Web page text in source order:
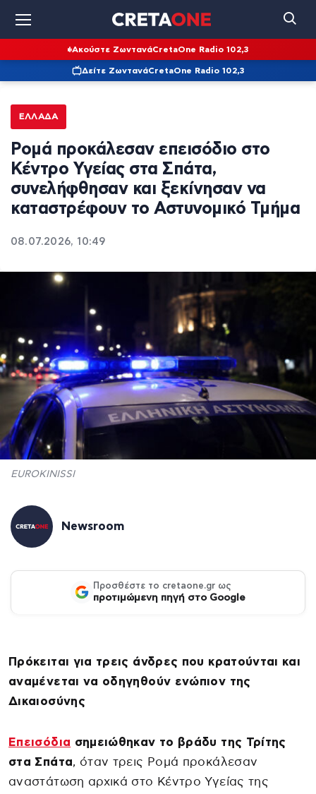
Ακούστε ΖωντανάCretaOne Radio 102,3
Δείτε ΖωντανάCretaOne Radio 102,3
ΕΛΛΆΔΑ
Ρομά προκάλεσαν επεισόδιο στο
Κέντρο Υγείας στα Σπάτα,
συνελήφθησαν και ξεκίνησαν να
καταστρέφουν το Αστυνομικό Τμήμα
08.07.2026, 10:49
EUROKINISSI
Newsroom
Προσθέστε το cretaone.gr ως
προτιμώμενη πηγή στο Google
Πρόκειται για τρεις άνδρες που κρατούνται και
αναμένεται να οδηγηθούν ενώπιον της
Δικαιοσύνης
Επεισόδια σημειώθηκαν το βράδυ της Τρίτης
στα Σπάτα, όταν τρεις Ρομά προκάλεσαν
αναστάτωση αρχικά στο Κέντρο Υγείας της